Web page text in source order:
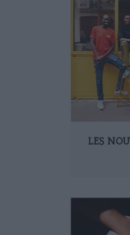
LES